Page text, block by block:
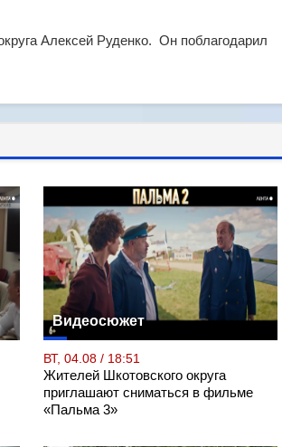
Алексей Руденко. Он поблагодарил
Видеосюжет
ВТ, 04.08 / 18:51
Жителей Шкотовского округа
приглашают сниматься в фильме
«Пальма 3»